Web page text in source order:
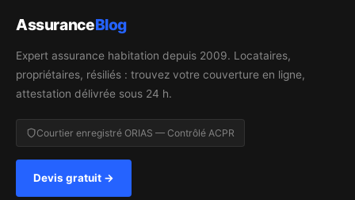
AssuranceBlog
Expert assurance habitation depuis 2009. Locataires,
propriétaires, résiliés : trouvez votre couverture en ligne,
attestation délivrée sous 24 h.
Courtier enregistré ORIAS — Contrôlé ACPR
Devis gratuit →